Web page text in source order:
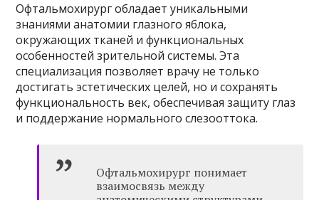
Офтальмохирург обладает уникальными
знаниями анатомии глазного яблока,
окружающих тканей и функциональных
особенностей зрительной системы. Эта
специализация позволяет врачу не только
достигать эстетических целей, но и сохранять
функциональность век, обеспечивая защиту глаз
и поддержание нормального слезооттока.
Офтальмохирург понимает
взаимосвязь между